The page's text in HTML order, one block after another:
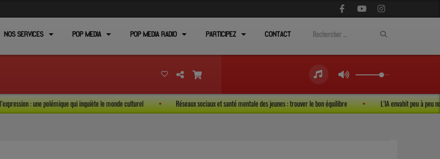
NOS SERVICES POP MEDIA POP MEDIA RADIO PARTICIPEZ CONTACT
d’expression : une polémique qui inquiète le monde culturel Réseaux sociaux et santé mentale des jeunes : trouver le bon équilibre L'IA envahit peu à